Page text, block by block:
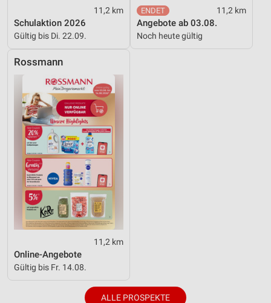
11,2 km
Schulaktion 2026
Gültig bis Di. 22.09.
11,2 km
Angebote ab 03.08.
Noch heute gültig
Rossmann
11,2 km
Online-Angebote
Gültig bis Fr. 14.08.
ALLE PROSPEKTE